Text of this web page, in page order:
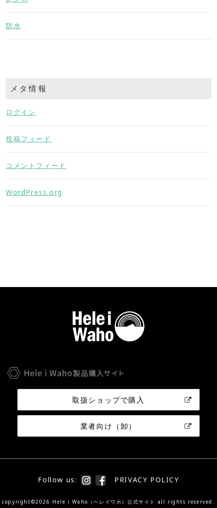
防水
メタ情報
ログイン
投稿フィード
コメントフィード
WordPress.org
取扱ショップで購入
業者向け（卸）
Follow us: PRIVACY POLICY
copyright©2026 Hele i Waho（ヘレイワホ）公式サイト all rights reserved.